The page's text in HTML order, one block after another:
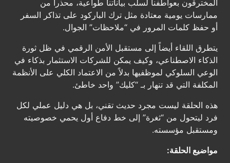
المخترقون بعواطفنا لسلب بياناتنا طواعية، محذراً من
ممارسات يومية معتادة مثل ترك الباركود على تذاكر السفر
أو حفظ كلمات المرور في “ملاحظات” الجوال.
يتطرق اللقاء أيضاً إلى مستقبل الأمن الرقمي في ظل ثورة
الذكاء الاصطناعي، وكيف يمكن للشركات الاستثمار بذكاء في
الوعي السلوكي لموظفيها بدلاً من الاعتماد الكلي على الأنظمة
المكلفة التي قد تنهار بـ “كليك” واحد خاطئ.
هذه الحلقة ليست مجرد حديث تقني، بل هي دليل عملي لكل
فرد ليتحول من “ثغرة” إلى خط دفاع أول يحمي خصوصيته
ومستقبل مؤسسته.
مواضيع الحلقة: